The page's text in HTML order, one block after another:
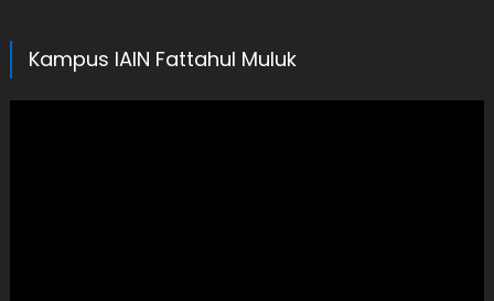
Kampus IAIN Fattahul Muluk